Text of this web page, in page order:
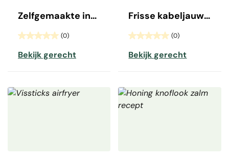
Zelfgemaakte inktvisringen
(0)
Bekijk gerecht
Frisse kabeljauwfilet
(0)
Bekijk gerecht